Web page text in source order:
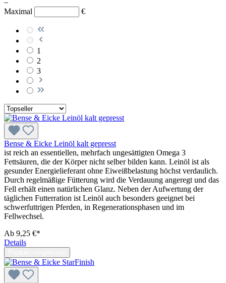
–
Maximal
€
1
2
3
Bense & Eicke Leinöl kalt gepresst
ist reich an essentiellen, mehrfach ungesättigten Omega 3
Fettsäuren, die der Körper nicht selber bilden kann. Leinöl ist als
gesunder Energielieferant ohne Eiweißbelastung höchst verdaulich.
Durch regelmäßige Fütterung wird die Verdauung angeregt und das
Fell erhält einen natürlichen Glanz. Neben der Aufwertung der
täglichen Futterration ist Leinöl auch besonders geeignet bei
schwerfuttrigen Pferden, in Regenerationsphasen und im
Fellwechsel.
Ab 9,25 €*
Details